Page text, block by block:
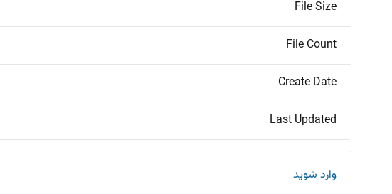
File Size
File Count
Create Date
Last Updated
وارد شوید